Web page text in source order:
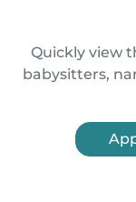
Quickly view
babysitters,